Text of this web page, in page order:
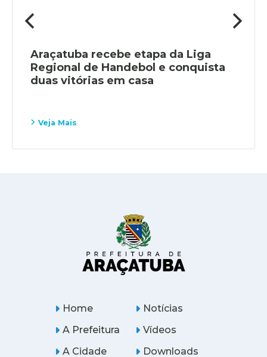
Araçatuba recebe etapa da Liga
Regional de Handebol e conquista
duas vitórias em casa
Veja Mais
Home
A Prefeitura
A Cidade
Notícias
Vídeos
Downloads